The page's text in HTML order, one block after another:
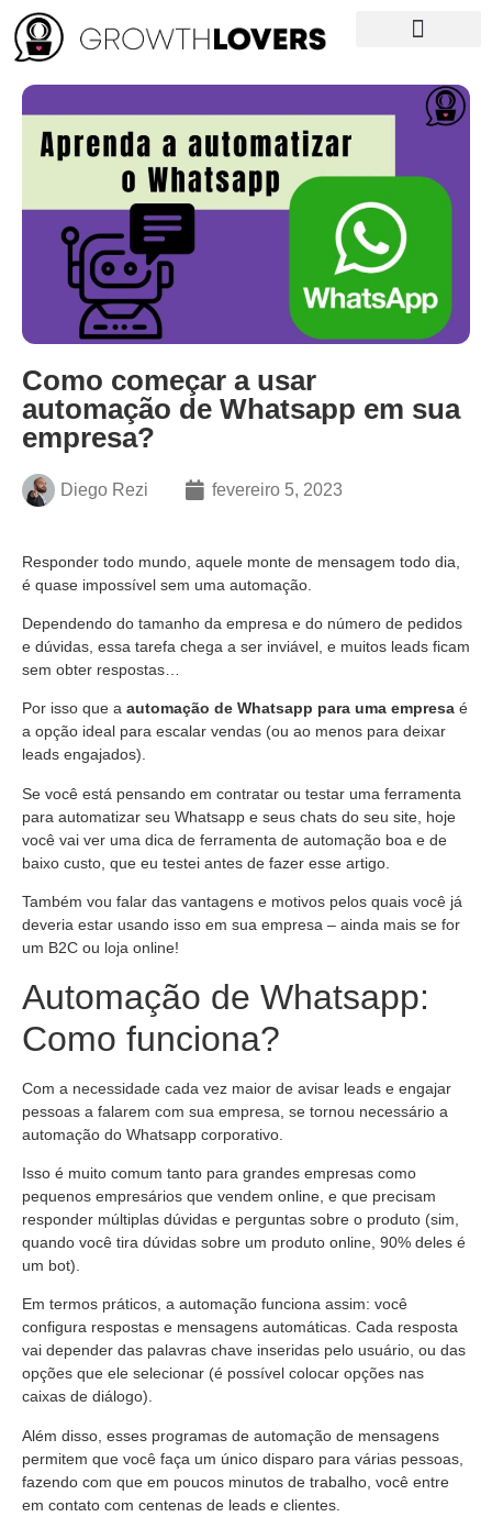
Como começar a usar
automação de Whatsapp em sua
empresa?
Diego Rezi fevereiro 5, 2023
Responder todo mundo, aquele monte de mensagem todo dia,
é quase impossível sem uma automação.
Dependendo do tamanho da empresa e do número de pedidos
e dúvidas, essa tarefa chega a ser inviável, e muitos leads ficam
sem obter respostas…
Por isso que a automação de Whatsapp para uma empresa é
a opção ideal para escalar vendas (ou ao menos para deixar
leads engajados).
Se você está pensando em contratar ou testar uma ferramenta
para automatizar seu Whatsapp e seus chats do seu site, hoje
você vai ver uma dica de ferramenta de automação boa e de
baixo custo, que eu testei antes de fazer esse artigo.
Também vou falar das vantagens e motivos pelos quais você já
deveria estar usando isso em sua empresa – ainda mais se for
um B2C ou loja online!
Automação de Whatsapp:
Como funciona?
Com a necessidade cada vez maior de avisar leads e engajar
pessoas a falarem com sua empresa, se tornou necessário a
automação do Whatsapp corporativo.
Isso é muito comum tanto para grandes empresas como
pequenos empresários que vendem online, e que precisam
responder múltiplas dúvidas e perguntas sobre o produto (sim,
quando você tira dúvidas sobre um produto online, 90% deles é
um bot).
Em termos práticos, a automação funciona assim: você
configura respostas e mensagens automáticas. Cada resposta
vai depender das palavras chave inseridas pelo usuário, ou das
opções que ele selecionar (é possível colocar opções nas
caixas de diálogo).
Além disso, esses programas de automação de mensagens
permitem que você faça um único disparo para várias pessoas,
fazendo com que em poucos minutos de trabalho, você entre
em contato com centenas de leads e clientes.